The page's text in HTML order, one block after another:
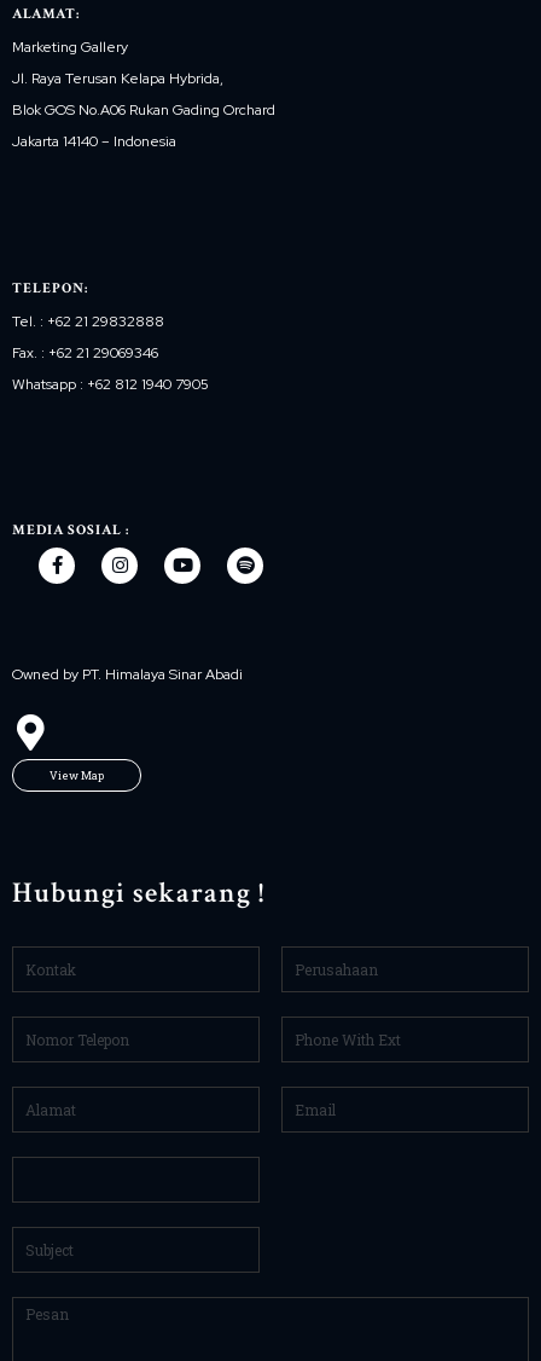
ALAMAT:
Marketing Gallery
Jl. Raya Terusan Kelapa Hybrida,
Blok GOS No.A06 Rukan Gading Orchard
Jakarta 14140 – Indonesia
TELEPON:
Tel. : +62 21 29832888
Fax. : +62 21 29069346
Whatsapp : +62 812 1940 7905
MEDIA SOSIAL :
Owned by PT. Himalaya Sinar Abadi
View Map
Hubungi sekarang !